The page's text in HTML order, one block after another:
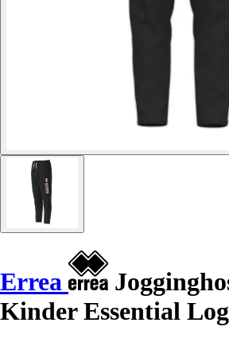
Errea
Kinder Essential